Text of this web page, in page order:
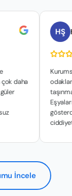
HŞ hakan
Kurumsal
odaklanan
taşınma
Eşyalarımızın
gösterdikleri
ciddiyetle y...
İncele